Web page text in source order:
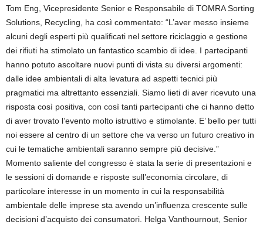
Tom Eng, Vicepresidente Senior e Responsabile di TOMRA Sorting
Solutions, Recycling, ha così commentato: “L’aver messo insieme
alcuni degli esperti più qualificati nel settore riciclaggio e gestione
dei rifiuti ha stimolato un fantastico scambio di idee. I partecipanti
hanno potuto ascoltare nuovi punti di vista su diversi argomenti:
dalle idee ambientali di alta levatura ad aspetti tecnici più
pragmatici ma altrettanto essenziali. Siamo lieti di aver ricevuto una
risposta così positiva, con così tanti partecipanti che ci hanno detto
di aver trovato l’evento molto istruttivo e stimolante. E’ bello per tutti
noi essere al centro di un settore che va verso un futuro creativo in
cui le tematiche ambientali saranno sempre più decisive.”
Momento saliente del congresso è stata la serie di presentazioni e
le sessioni di domande e risposte sull’economia circolare, di
particolare interesse in un momento in cui la responsabilità
ambientale delle imprese sta avendo un’influenza crescente sulle
decisioni d’acquisto dei consumatori. Helga Vanthournout, Senior